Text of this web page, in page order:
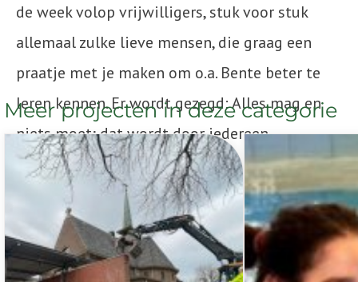
de week volop vrijwilligers, stuk voor stuk
allemaal zulke lieve mensen, die graag een
praatje met je maken om o.a. Bente beter te
leren kennen. Er wordt gezegd: Alles mag en
niets moet; dat wordt door iedereen
uitgedragen… Deze mooie en fijne ervaring bij
Villa Pardoes zit in ons hart. Deze week gaan
we nooit meer vergeten!”
Meer projecten in deze categorie